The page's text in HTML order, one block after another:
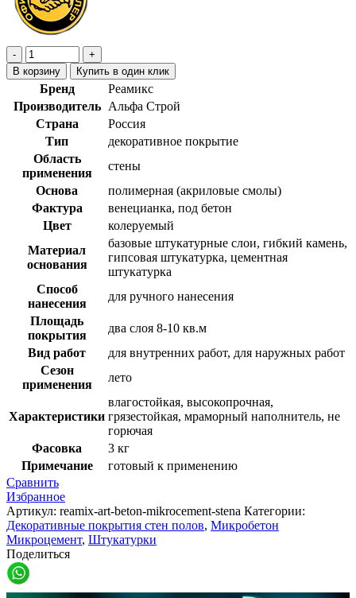
В корзину Купить в один клик
Бренд
Реамикс
Производитель
Альфа Строй
Страна
Россия
Тип
декоративное покрытие
Область
применения
стены
Основа
полимерная (акриловые смолы)
Фактура
венецианка, под бетон
Цвет
колеруемый
Материал
основания
базовые штукатурные слои, гибкий камень,
гипсовая штукатурка, цементная
штукатурка
Способ
нанесения
для ручного нанесения
Площадь
покрытия
два слоя 8-10 кв.м
Вид работ
для внутренних работ, для наружных работ
Сезон
применения
лето
Характеристики
влагостойкая, высокопрочная,
грязестойкая, мраморный наполнитель, не
горючая
Фасовка
3 кг
Примечание
готовый к применению
Сравнить
Избранное
Артикул: reamix-art-beton-mikrocement-stena Категории:
Декоративные покрытия стен полов, Микробетон
Микроцемент, Штукатурки
Поделиться